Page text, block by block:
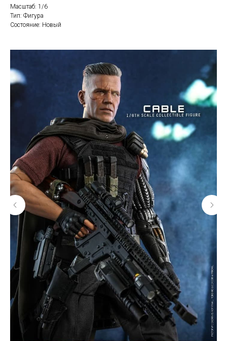
Масштаб: 1/6
Тип: Фигура
Состояние: Новый